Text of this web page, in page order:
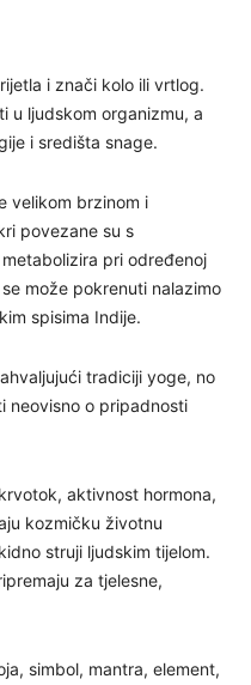
i znači kolo ili vrtlog.
u ljudskom organizmu, a
i središta snage.
velikom brzinom i
povezane su s
pri određenoj
može pokrenuti nalazimo
spisima Indije.
tradiciji yoge, no
neovisno o pripadnosti
aktivnost hormona,
kozmičku životnu
struji ljudskim tijelom.
za tjelesne,
simbol, mantra, element,